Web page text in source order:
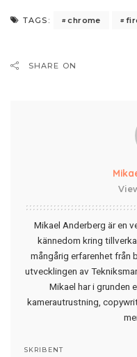
TAGS: chrome
SHARE ON
Mikael Anderberg är en
kännedom kring
mångårig erfarenhet från
utvecklingen av
Mikael har i grunden
kamerautrustning,
SKRIBENT